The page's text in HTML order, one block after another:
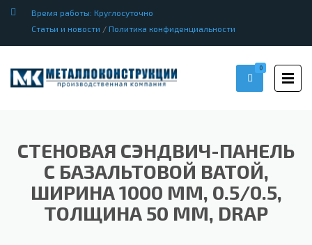
Время работы: Круглосуточно
Статьи и новости / Политика конфиденциальности
0
СТЕНОВАЯ СЭНДВИЧ-ПАНЕЛЬ
С БАЗАЛЬТОВОЙ ВАТОЙ,
ШИРИНА 1000 ММ, 0.5/0.5,
ТОЛЩИНА 50 ММ, DRAP